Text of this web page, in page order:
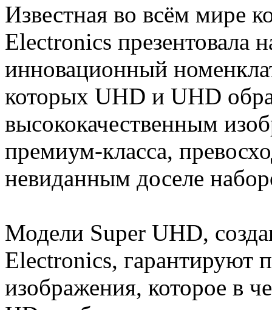
Известная во всём мире
Electronics презентовала
инновационный
которых UHD и UHD
высококачественным
премиум-класса,
невиданным доселе
Модели Super UHD,
Electronics, гарантируют
изображения, которое в